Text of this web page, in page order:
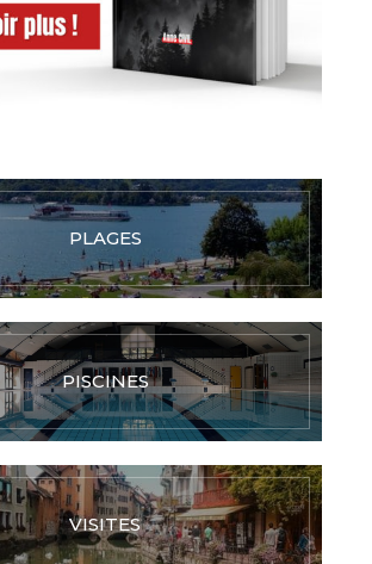
PLAGES
PISCINES
VISITES